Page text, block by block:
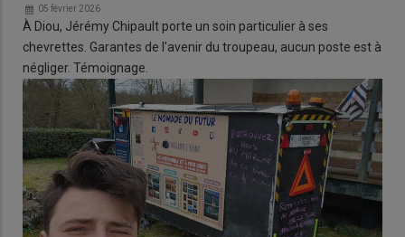
05 février 2026
À Diou, Jérémy Chipault porte un soin particulier à ses
chevrettes. Garantes de l'avenir du troupeau, aucun poste est à
négliger. Témoignage.